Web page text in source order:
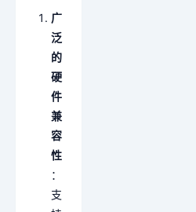
广
泛
的
硬
件
兼
容
性
：
支